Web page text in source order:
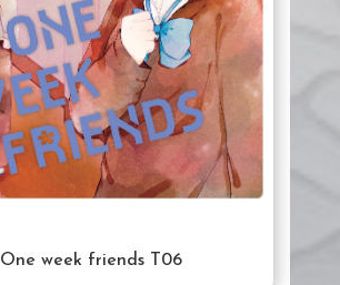
One week friends T06